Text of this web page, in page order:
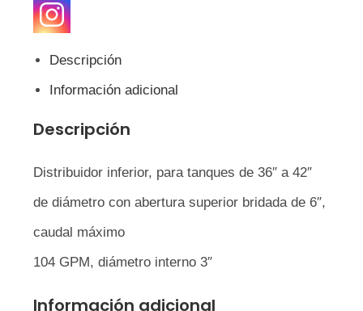
Descripción
Información adicional
Descripción
Distribuidor inferior, para tanques de 36″ a 42″
de diámetro con abertura superior bridada de 6″,
caudal máximo
104 GPM, diámetro interno 3″
Información adicional